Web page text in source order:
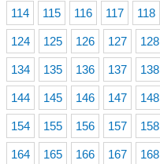
114 115 116 117 118
124 125 126 127 128
134 135 136 137 138
144 145 146 147 148
154 155 156 157 158
164 165 166 167 168